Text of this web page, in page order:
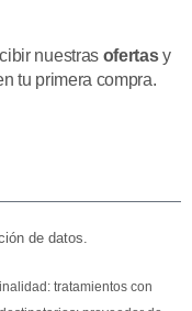
nuestras ofertasy
tu primera compra.
de datos.
tratamientos con